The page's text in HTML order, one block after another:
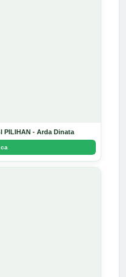
PILIHAN - Arda Dinata